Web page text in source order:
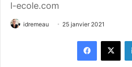
l-ecole.com
idremeau 25 janvier 2021
Facebook
X